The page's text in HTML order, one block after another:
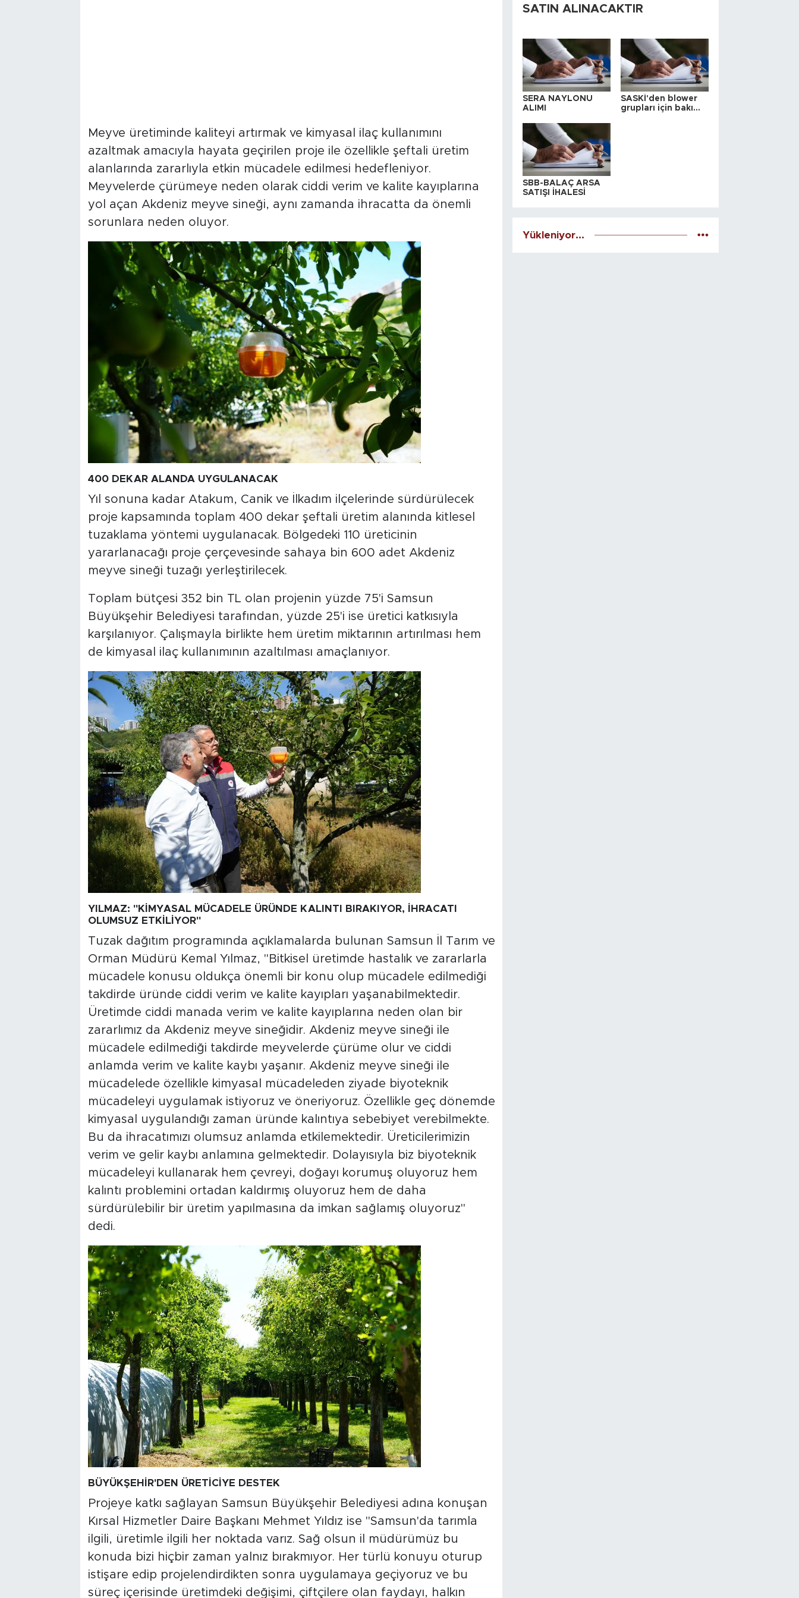
Meyve üretiminde kaliteyi artırmak ve kimyasal ilaç kullanımını
azaltmak amacıyla hayata geçirilen proje ile özellikle şeftali üretim
alanlarında zararlıyla etkin mücadele edilmesi hedefleniyor.
Meyvelerde çürümeye neden olarak ciddi verim ve kalite kayıplarına
yol açan Akdeniz meyve sineği, aynı zamanda ihracatta da önemli
sorunlara neden oluyor.
400 DEKAR ALANDA UYGULANACAK
Yıl sonuna kadar Atakum, Canik ve İlkadım ilçelerinde sürdürülecek
proje kapsamında toplam 400 dekar şeftali üretim alanında kitlesel
tuzaklama yöntemi uygulanacak. Bölgedeki 110 üreticinin
yararlanacağı proje çerçevesinde sahaya bin 600 adet Akdeniz
meyve sineği tuzağı yerleştirilecek.
Toplam bütçesi 352 bin TL olan projenin yüzde 75'i Samsun
Büyükşehir Belediyesi tarafından, yüzde 25'i ise üretici katkısıyla
karşılanıyor. Çalışmayla birlikte hem üretim miktarının artırılması hem
de kimyasal ilaç kullanımının azaltılması amaçlanıyor.
YILMAZ: "KİMYASAL MÜCADELE ÜRÜNDE KALINTI BIRAKIYOR, İHRACATI
OLUMSUZ ETKİLİYOR"
Tuzak dağıtım programında açıklamalarda bulunan Samsun İl Tarım ve
Orman Müdürü Kemal Yılmaz, "Bitkisel üretimde hastalık ve zararlarla
mücadele konusu oldukça önemli bir konu olup mücadele edilmediği
takdirde üründe ciddi verim ve kalite kayıpları yaşanabilmektedir.
Üretimde ciddi manada verim ve kalite kayıplarına neden olan bir
zararlımız da Akdeniz meyve sineğidir. Akdeniz meyve sineği ile
mücadele edilmediği takdirde meyvelerde çürüme olur ve ciddi
anlamda verim ve kalite kaybı yaşanır. Akdeniz meyve sineği ile
mücadelede özellikle kimyasal mücadeleden ziyade biyoteknik
mücadeleyi uygulamak istiyoruz ve öneriyoruz. Özellikle geç dönemde
kimyasal uygulandığı zaman üründe kalıntıya sebebiyet verebilmekte.
Bu da ihracatımızı olumsuz anlamda etkilemektedir. Üreticilerimizin
verim ve gelir kaybı anlamına gelmektedir. Dolayısıyla biz biyoteknik
mücadeleyi kullanarak hem çevreyi, doğayı korumuş oluyoruz hem
kalıntı problemini ortadan kaldırmış oluyoruz hem de daha
sürdürülebilir bir üretim yapılmasına da imkan sağlamış oluyoruz"
dedi.
BÜYÜKŞEHİR'DEN ÜRETİCİYE DESTEK
Projeye katkı sağlayan Samsun Büyükşehir Belediyesi adına konuşan
Kırsal Hizmetler Daire Başkanı Mehmet Yıldız ise "Samsun'da tarımla
ilgili, üretimle ilgili her noktada varız. Sağ olsun il müdürümüz bu
konuda bizi hiçbir zaman yalnız bırakmıyor. Her türlü konuyu oturup
istişare edip projelendirdikten sonra uygulamaya geçiyoruz ve bu
süreç içerisinde üretimdeki değişimi, çiftçilere olan faydayı, halkın
SATIN ALINACAKTIR
SERA NAYLONU
ALIMI
SASKİ'den blower
grupları için bakım
SBB-BALAÇ ARSA
SATIŞI İHALESİ
Yükleniyor...